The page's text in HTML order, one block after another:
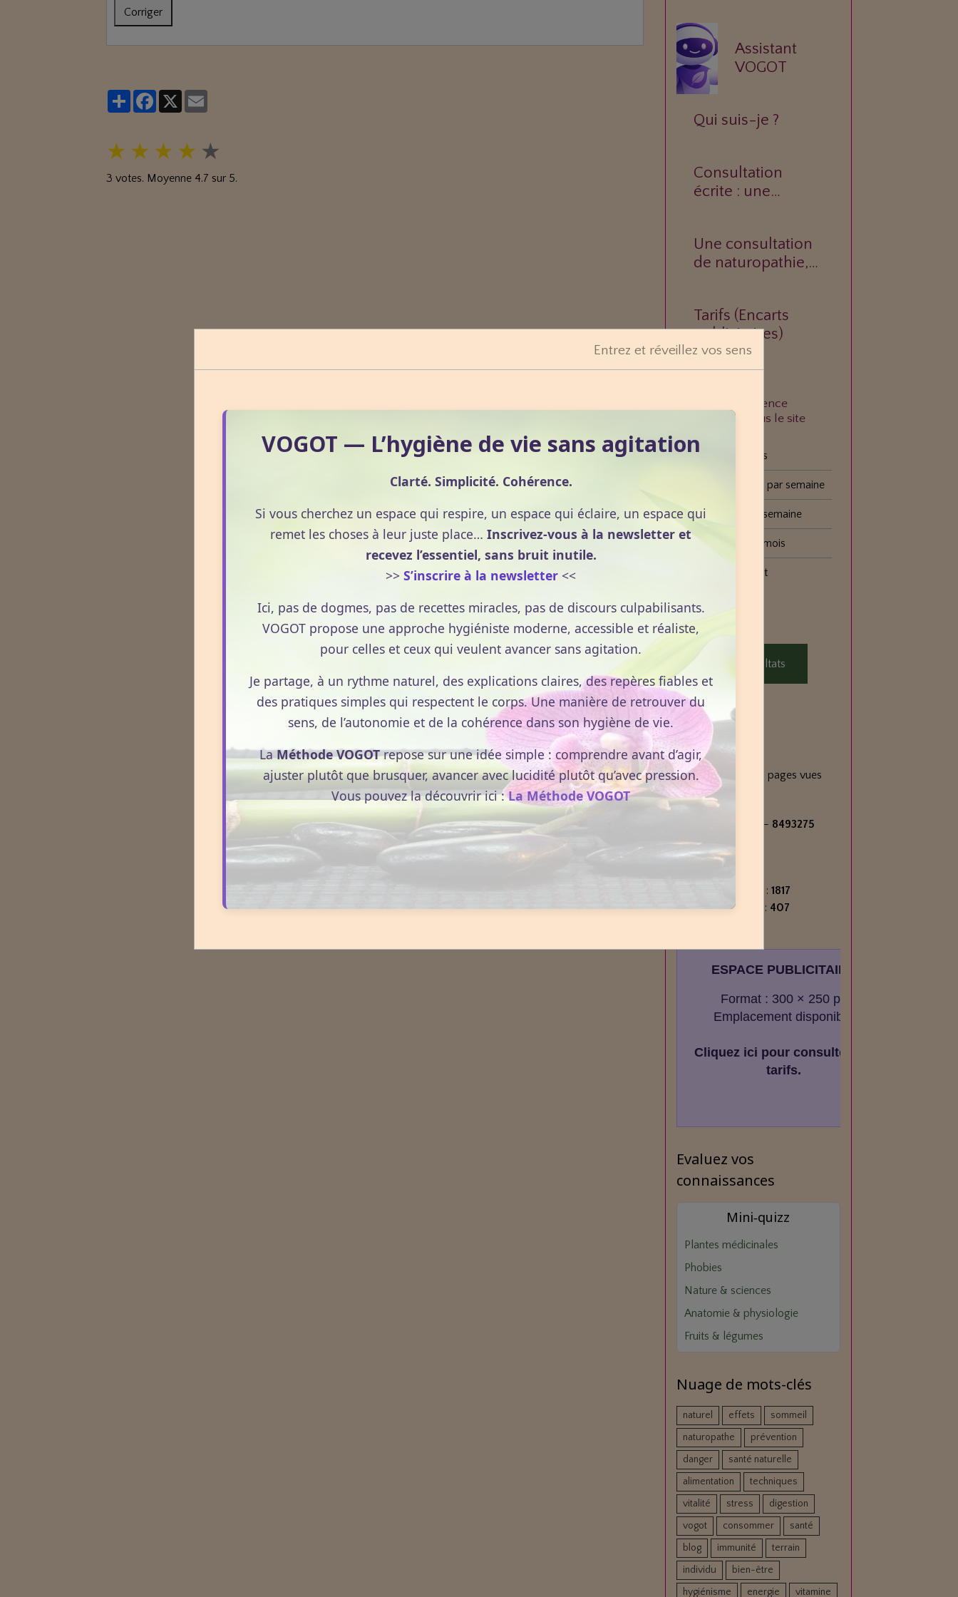
Corriger
PartagerFacebook
X
★ ★ ★ ★ ★
3 votes. Moyenne 4.7 sur 5.
Assistant
VOGOT
Qui suis-je ?
Consultation
écrite : une
votre question.
Une consultation
de naturopathie,
Tarifs (Encarts
publicitaires)
À quelle fréquence
consultez-vous le site
Tous les jours
Plusieurs fois par semaine
Une fois par semaine
Une fois par mois
Plus rarement
Voir les résultats
Statistiques
Aujourd'hui
229visiteurs - pages vues
Total
visiteurs - 8493275
pages vues
Nombre de pages :1817
Nombre d'articles : 407
ESPACE PUBLICITAIRE
Format : 300 × 250 px
Emplacement disponible
Cliquez ici pour consulter les
tarifs.
Evaluez vos
connaissances
Mini‑quizz
Plantes médicinales
Phobies
Nature & sciences
Anatomie & physiologie
Fruits & légumes
Nuage de mots-clés
naturel effets
sommeil
naturopathe
prévention
danger
santé naturelle
alimentation
techniques
vitalité
stress
digestion
vogot
consommer
santé
blog
immunité
terrain
individu
bien-être
hygiénisme
energie vitamine
Entrez et réveillez vos sens
VOGOT — L’hygiène de vie sans agitation
Clarté. Simplicité. Cohérence.
Si vous cherchez un espace qui respire, un espace qui éclaire, un espace qui
remet les choses à leur juste place… Inscrivez-vous à la newsletter et
recevez l’essentiel, sans bruit inutile.
>> S’inscrire à la newsletter <<
Ici, pas de dogmes, pas de recettes miracles, pas de discours culpabilisants.
VOGOT propose une approche hygiéniste moderne, accessible et réaliste,
pour celles et ceux qui veulent avancer sans agitation.
Je partage, à un rythme naturel, des explications claires, des repères fiables et
des pratiques simples qui respectent le corps. Une manière de retrouver du
sens, de l’autonomie et de la cohérence dans son hygiène de vie.
LaMéthode VOGOTrepose sur une idée simple : comprendre avant d’agir,
ajuster plutôt que brusquer, avancer avec lucidité plutôt qu’avec pression.
Vous pouvez la découvrir ici :La Méthode VOGOT